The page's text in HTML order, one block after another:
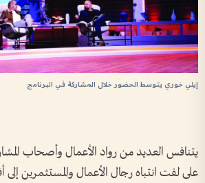
إيلي خوري يتوسط الحضور خلال المشاركة في البرنامج
يتنافس العديد من رواد الأعمال وأصحاب
على لفت انتباه رجال الأعمال والمستثمرين إلى